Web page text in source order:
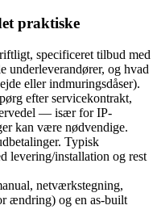
praktiske
specificeret tilbud med
underleverandører, og hvad
eller indmuringsdåser).
efter servicekontrakt,
— især for IP-
kan være nødvendige.
Typisk
levering/installation og rest
netværkstegning,
ændring) og en as-built